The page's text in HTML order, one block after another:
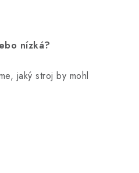
nízká?
jaký stroj by mohl